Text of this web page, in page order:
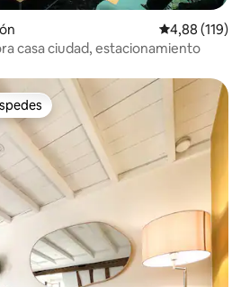
Calificación
4,88 (119)
casa ciudad, estacionamiento
más destacados